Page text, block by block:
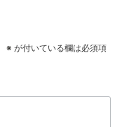
※ が付いている欄は必須項